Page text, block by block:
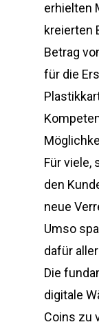
erhielten
kreierten
Betrag
für die
Für viele,
den
neue
Umso
dafür
Die
digitale
Coins zu